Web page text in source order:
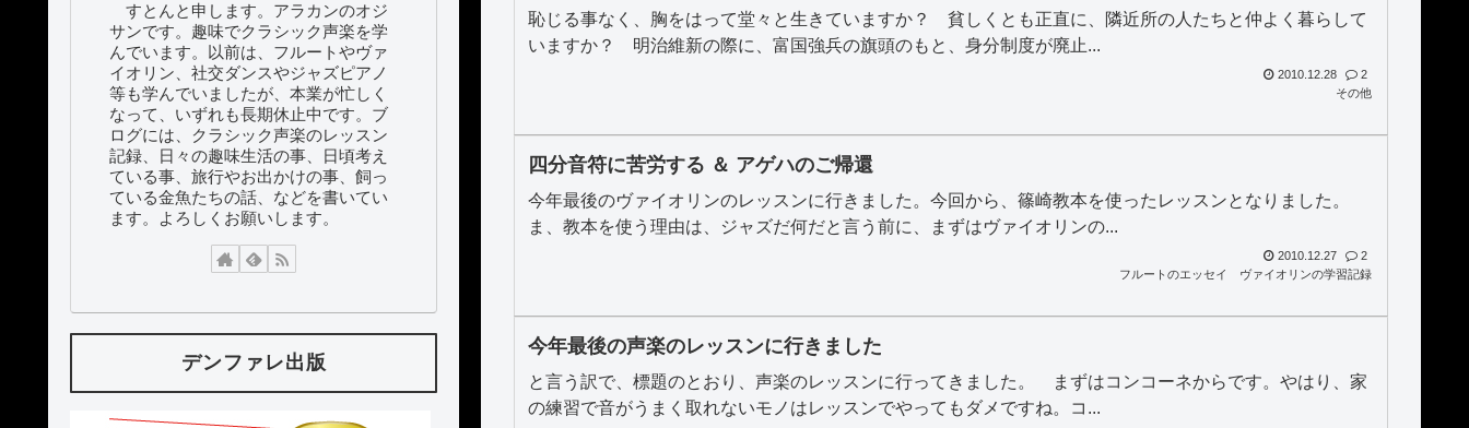
恥じる事なく、胸をはって堂々と生きていますか？ 貧しくとも正直に、隣近所の人たちと仲よく暮らして
いますか？ 明治維新の際に、富国強兵の旗頭のもと、身分制度が廃止...
2010.12.28
2
その他
四分音符に苦労する ＆ アゲハのご帰還
今年最後のヴァイオリンのレッスンに行きました。今回から、篠崎教本を使ったレッスンとなりました。
ま、教本を使う理由は、ジャズだ何だと言う前に、まずはヴァイオリンの...
2010.12.27
2
フルートのエッセイ
ヴァイオリンの学習記録
今年最後の声楽のレッスンに行きました
と言う訳で、標題のとおり、声楽のレッスンに行ってきました。 まずはコンコーネからです。やはり、家
の練習で音がうまく取れないモノはレッスンでやってもダメですね。コ...
すとんと申します。アラカンのオジ
サンです。趣味でクラシック声楽を学
んでいます。以前は、フルートやヴァ
イオリン、社交ダンスやジャズピアノ
等も学んでいましたが、本業が忙しく
なって、いずれも長期休止中です。ブ
ログには、クラシック声楽のレッスン
記録、日々の趣味生活の事、日頃考え
ている事、旅行やお出かけの事、飼っ
ている金魚たちの話、などを書いてい
ます。よろしくお願いします。
デンファレ出版